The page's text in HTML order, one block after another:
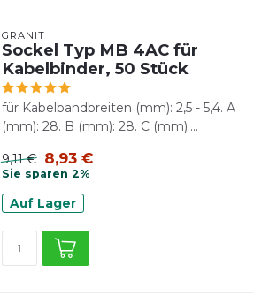
GRANIT
Sockel Typ MB 4AC für
Kabelbinder, 50 Stück
für Kabelbandbreiten (mm): 2,5 - 5,4. A
(mm): 28. B (mm): 28. C (mm):...
9,11 € 8,93 €
Sie sparen 2%
Auf Lager